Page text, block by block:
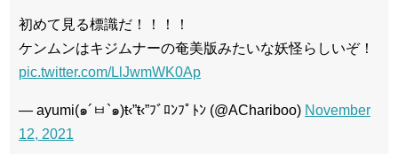
初めて見る標識だ！！！！
ケンムンはキジムナーの奄美版みたいな妖怪らしいぞ！
pic.twitter.com/LlJwmWK0Ap
— ayumi(๑´ㅂ`๑)ŧ‹”ŧ‹”ﾌﾞﾛﾝﾌﾟﾄﾝ (@AChariboo) November
12, 2021